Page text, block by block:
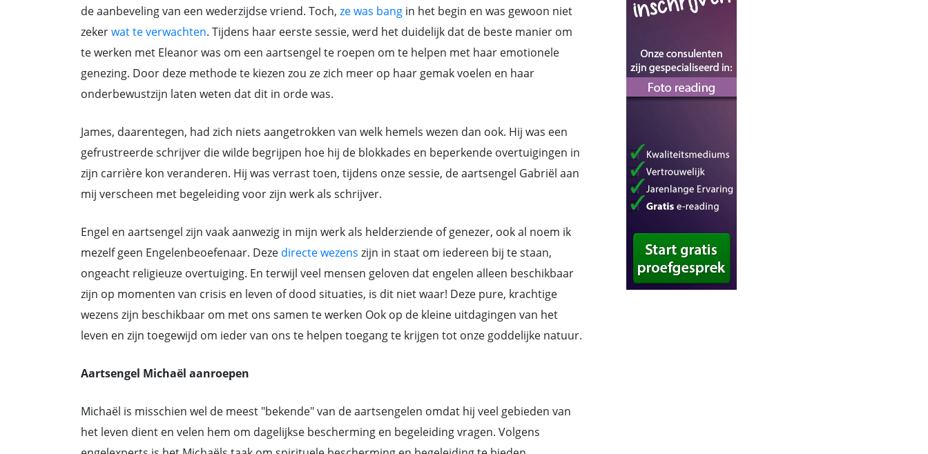
de aanbeveling van een wederzijdse vriend. Toch, ze was bang in het begin en was gewoon niet
zekerwat te verwachten. Tijdens haar eerste sessie, werd het duidelijk dat de beste manier om
te werken met Eleanor was om een aartsengel te roepen om te helpen met haar emotionele
genezing. Door deze methode te kiezen zou ze zich meer op haar gemak voelen en haar
onderbewustzijn laten weten dat dit in orde was.
James, daarentegen, had zich niets aangetrokken van welk hemels wezen dan ook. Hij was een
gefrustreerde schrijver die wilde begrijpen hoe hij de blokkades en beperkende overtuigingen in
zijn carrière kon veranderen. Hij was verrast toen, tijdens onze sessie, de aartsengel Gabriël aan
mij verscheen met begeleiding voor zijn werk als schrijver.
Engel en aartsengel zijn vaak aanwezig in mijn werk als helderziende of genezer, ook al noem ik
mezelf geen Engelenbeoefenaar. Deze directe wezens zijn in staat om iedereen bij te staan,
ongeacht religieuze overtuiging. En terwijl veel mensen geloven dat engelen alleen beschikbaar
zijn op momenten van crisis en leven of dood situaties, is dit niet waar! Deze pure, krachtige
wezens zijn beschikbaar om met ons samen te werken Ook op de kleine uitdagingen van het
leven en zijn toegewijd om ieder van ons te helpen toegang te krijgen tot onze goddelijke natuur.
Aartsengel Michaël aanroepen
Michaël is misschien wel de meest "bekende" van de aartsengelen omdat hij veel gebieden van
het leven dient en velen hem om dagelijkse bescherming en begeleiding vragen. Volgens